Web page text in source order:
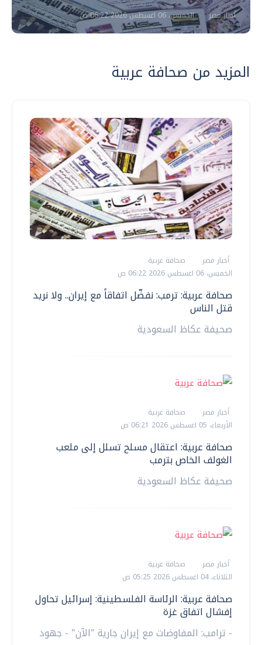
أخبار مصر الخميس، 06 اغسطس 2026 06:22 ص
المزيد من صحافة عربية
أخبار مصر
صحافة عربية
الخميس، 06 اغسطس 2026 06:22 ص
صحافة عربية: ترمب: نفضّل اتفاقاً مع إيران.. ولا نريد
قتل الناس
صحيفة عكاظ السعودية
أخبار مصر
صحافة عربية
الأربعاء، 05 اغسطس 2026 06:21 ص
صحافة عربية: اعتقال مسلح تسلل إلى ملعب
الغولف الخاص بترمب
صحيفة عكاظ السعودية
أخبار مصر
صحافة عربية
الثلاثاء، 04 اغسطس 2026 05:25 ص
صحافة عربية: الرئاسة الفلسطينية: إسرائيل تحاول
إفشال اتفاق غزة
- ترامب: المفاوضات مع إيران جارية "الآن" - جهود